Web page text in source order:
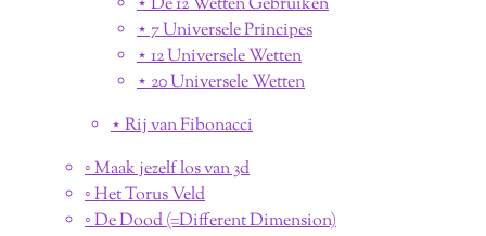
⋆ De 12 Wetten Gebruiken
⋆ 7 Universele Principes
⋆ 12 Universele Wetten
⋆ 20 Universele Wetten
⋆ Rij van Fibonacci
◦ Maak jezelf los van 3d
◦ Het Torus Veld
◦ De Dood (=Different Dimension)